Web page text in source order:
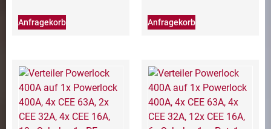
Anfragekorb Anfragekorb